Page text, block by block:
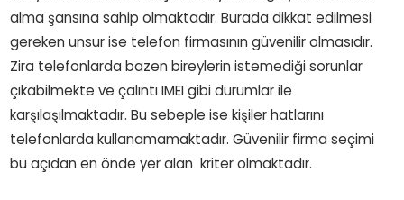
alma şansına sahip olmaktadır. Burada dikkat edilmesi
gereken unsur ise telefon firmasının güvenilir olmasıdır.
Zira telefonlarda bazen bireylerin istemediği sorunlar
çıkabilmekte ve çalıntı IMEI gibi durumlar ile
karşılaşılmaktadır. Bu sebeple ise kişiler hatlarını
telefonlarda kullanamamaktadır. Güvenilir firma seçimi
bu açıdan en önde yer alan kriter olmaktadır.